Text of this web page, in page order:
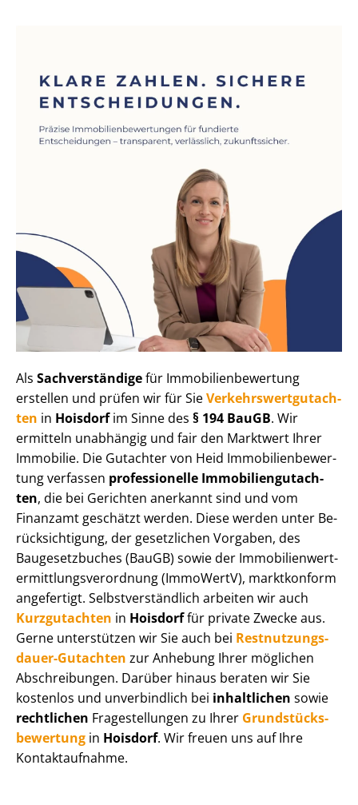
Als Sachverständigefür Im­mo­bi­li­en­be­wer­tung
erstellen und prüfen wir für SieVer­kehrs­wert­gut­ach­
ten in Hoisdorfim Sinne des § 194 BauGB. Wir
ermitteln unabhängig und fair den Marktwert Ihrer
Immobilie. Die Gutachter von Heid Im­mo­bi­li­en­be­wer­
tung verfassen professionelle Im­mo­bi­li­en­gut­ach­
ten, die bei Gerichten anerkannt sind und vom
Finanzamt geschätzt werden. Diese werden unter Be­
rück­sich­ti­gung, der gesetzlichen Vorgaben, des
Baugesetzbuches (BauGB) sowie der Im­mo­bi­li­en­wert­
ermitt­lungs­ver­ord­nung (ImmoWertV), marktkonform
angefertigt. Selbst­ver­ständ­lich arbeiten wir auch
Kurzgutachten in Hoisdorffür private Zwecke aus.
Gerne unterstützen wir Sie auch bei Rest­nut­zungs­
dau­er-Gutachten zur Anhebung Ihrer möglichen
Abschreibungen. Darüber hinaus beraten wir Sie
kostenlos und unverbindlich bei inhaltlichen sowie
rechtlichen Fragestellungen zu Ihrer Grund­stücks­
be­wer­tung in Hoisdorf. Wir freuen uns auf Ihre
Kontaktaufnahme.